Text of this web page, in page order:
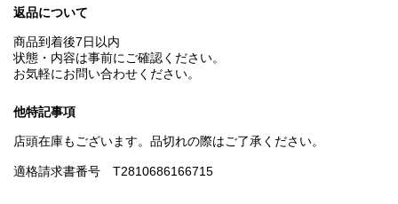
返品について
商品到着後7日以内
状態・内容は事前にご確認ください。
お気軽にお問い合わせください。
他特記事項
店頭在庫もございます。品切れの際はご了承ください。
適格請求書番号 T2810686166715